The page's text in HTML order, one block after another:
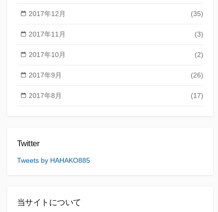
2017年12月 (35)
2017年11月 (3)
2017年10月 (2)
2017年9月 (26)
2017年8月 (17)
Twitter
Tweets by HAHAKO885
当サイトについて